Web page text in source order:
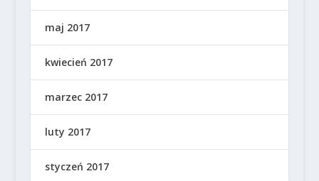
maj 2017
kwiecień 2017
marzec 2017
luty 2017
styczeń 2017